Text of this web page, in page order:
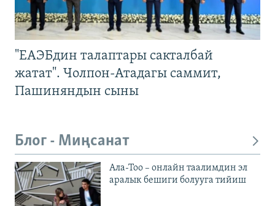
"ЕАЭБдин талаптары сакталбай
жатат". Чолпон-Атадагы саммит,
Пашиняндын сыны
Блог - Миңсанат
Ала-Тоо – онлайн таалимдин эл
аралык бешиги болууга тийиш